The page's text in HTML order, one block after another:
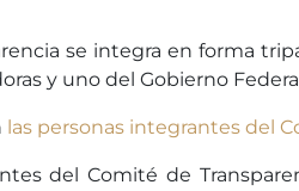
se integra en forma
y uno del Gobierno
las personas integrantes del
del Comité de